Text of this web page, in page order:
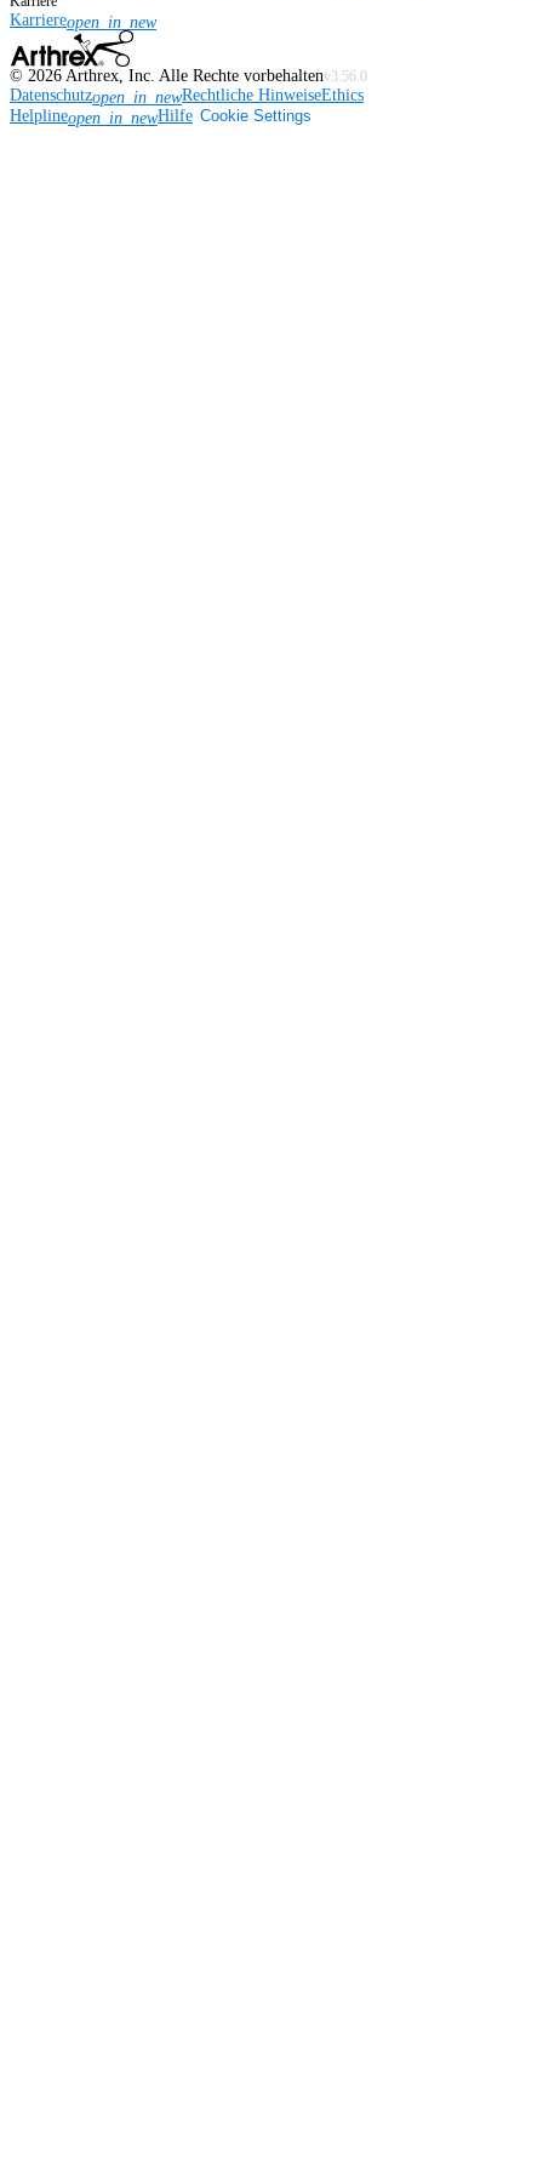
Karriereopen_in_new
© 2026 Arthrex, Inc. Alle Rechte vorbehaltenv3.56.0
Datenschutzopen_in_newRechtliche HinweiseEthics
Helplineopen_in_newHilfe Cookie Settings